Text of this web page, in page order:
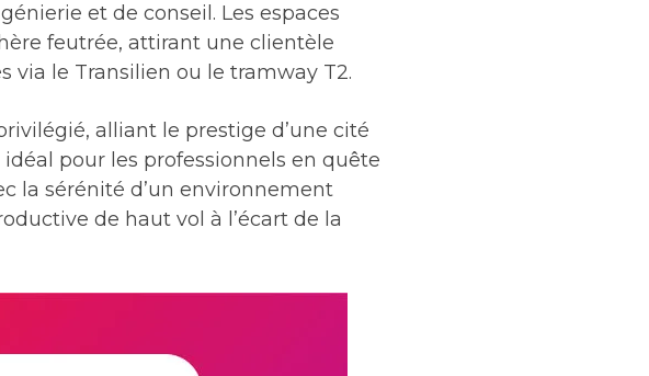
et de conseil. Les espaces
feutrée, attirant une clientèle
via le Transilien ou le tramway T2.
alliant le prestige d’une cité
pour les professionnels en quête
la sérénité d’un environnement
de haut vol à l’écart de la